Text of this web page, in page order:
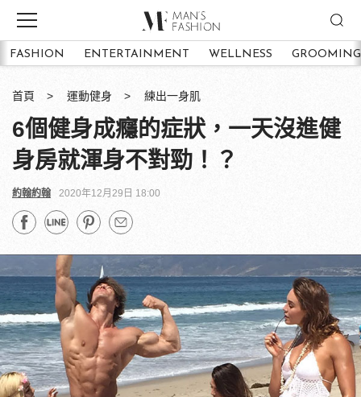
FASHION ENTERTAINMENT WELLNESS GROOMING
首頁 運動健身 練出一身肌
6個健身成癮的症狀，一天沒進健
身房就渾身不對勁！？
約翰約翰 2020年12月29日 18:00